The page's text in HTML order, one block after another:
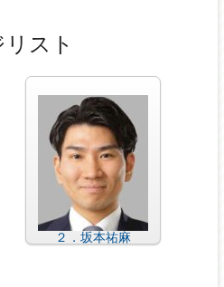
スト
２．坂本祐麻